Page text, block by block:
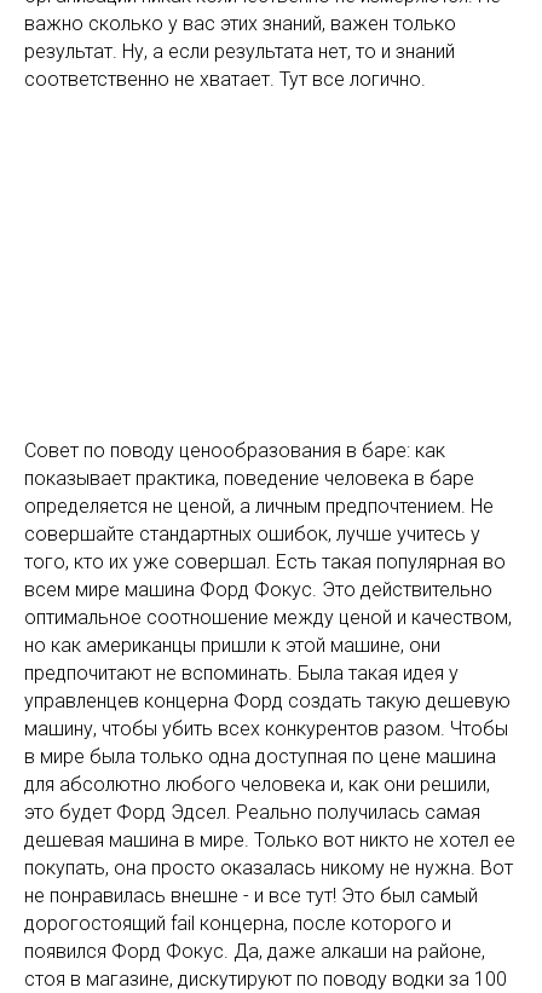
важно сколько у вас этих знаний, важен только
результат. Ну, а если результата нет, то и знаний
соответственно не хватает. Тут все логично.
Совет по поводу ценообразования в баре: как
показывает практика, поведение человека в баре
определяется не ценой, а личным предпочтением. Не
совершайте стандартных ошибок, лучше учитесь у
того, кто их уже совершал. Есть такая популярная во
всем мире машина Форд Фокус. Это действительно
оптимальное соотношение между ценой и качеством,
но как американцы пришли к этой машине, они
предпочитают не вспоминать. Была такая идея у
управленцев концерна Форд создать такую дешевую
машину, чтобы убить всех конкурентов разом. Чтобы
в мире была только одна доступная по цене машина
для абсолютно любого человека и, как они решили,
это будет Форд Эдсел. Реально получилась самая
дешевая машина в мире. Только вот никто не хотел ее
покупать, она просто оказалась никому не нужна. Вот
не понравилась внешне - и все тут! Это был самый
дорогостоящий fail концерна, после которого и
появился Форд Фокус. Да, даже алкаши на районе,
стоя в магазине, дискутируют по поводу водки за 100